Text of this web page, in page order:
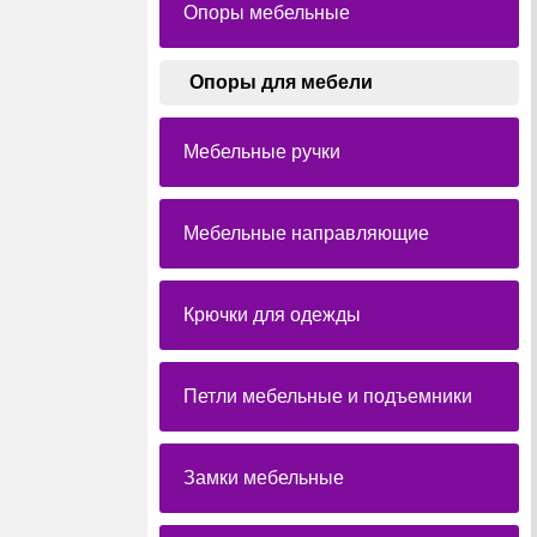
Опоры мебельные
Опоры для мебели
Мебельные ручки
Мебельные направляющие
Крючки для одежды
Петли мебельные и подъемники
Замки мебельные